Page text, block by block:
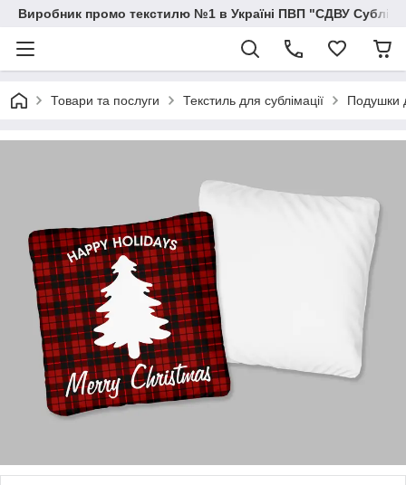
Виробник промо текстилю №1 в Україні ПВП "СДВУ
Товари та послуги Текстиль для сублімації Подушки